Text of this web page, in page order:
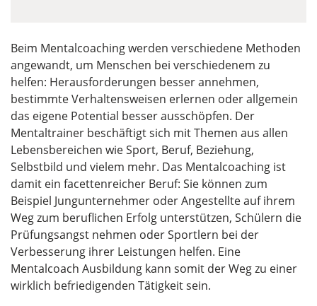
Beim Mentalcoaching werden verschiedene Methoden
angewandt, um Menschen bei verschiedenem zu
helfen: Herausforderungen besser annehmen,
bestimmte Verhaltensweisen erlernen oder allgemein
das eigene Potential besser ausschöpfen. Der
Mentaltrainer beschäftigt sich mit Themen aus allen
Lebensbereichen wie Sport, Beruf, Beziehung,
Selbstbild und vielem mehr. Das Mentalcoaching ist
damit ein facettenreicher Beruf: Sie können zum
Beispiel Jungunternehmer oder Angestellte auf ihrem
Weg zum beruflichen Erfolg unterstützen, Schülern die
Prüfungsangst nehmen oder Sportlern bei der
Verbesserung ihrer Leistungen helfen. Eine
Mentalcoach Ausbildung kann somit der Weg zu einer
wirklich befriedigenden Tätigkeit sein.